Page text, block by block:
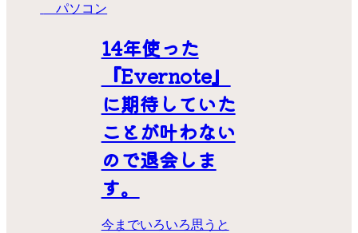
パソコン
14年使った
『Evernote』
に期待していた
ことが叶わない
ので退会しま
す。
今までいろいろ思うと